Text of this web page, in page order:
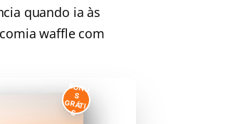
quando ia às
waffle com
BÔNU
S
GRÁTI
S